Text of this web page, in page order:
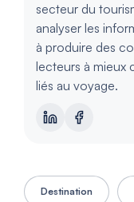
secteur du
analyser les
à produire des
lecteurs à mieux
liés au voyage.
Destination